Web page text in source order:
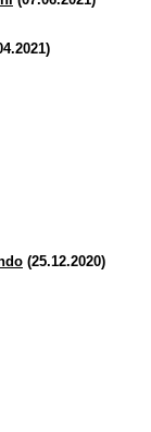
(25.12.2020)